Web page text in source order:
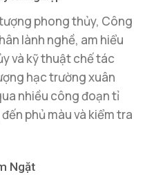
phong thủy, Công
lành nghề, am hiểu
và kỹ thuật chế tác
hạc trường xuân
nhiều công đoạn tỉ
phủ màu và kiểm tra
Ngặt